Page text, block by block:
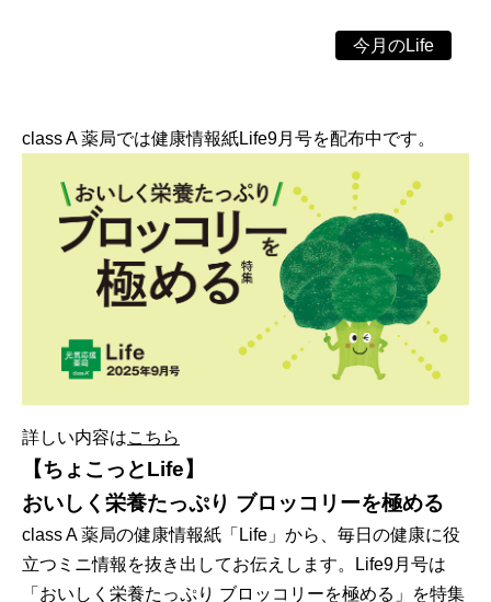
今月のLife
class A 薬局では健康情報紙Life9月号を配布中です。
詳しい内容はこちら
【ちょこっとLife】
おいしく栄養たっぷり ブロッコリーを極める
class A 薬局の健康情報紙「Life」から、毎日の健康に役
立つミニ情報を抜き出してお伝えします。Life9月号は
「おいしく栄養たっぷり ブロッコリーを極める」を特集